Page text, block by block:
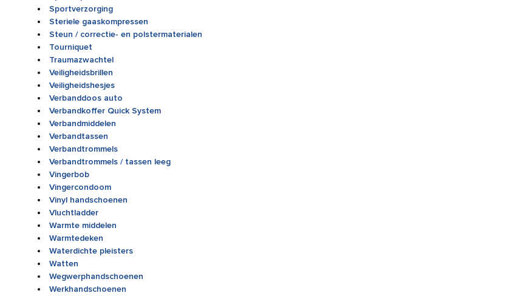
Sportverzorging
Steriele gaaskompressen
Steun / correctie- en polstermaterialen
Tourniquet
Traumazwachtel
Veiligheidsbrillen
Veiligheidshesjes
Verbanddoos auto
Verbandkoffer Quick System
Verbandmiddelen
Verbandtassen
Verbandtrommels
Verbandtrommels / tassen leeg
Vingerbob
Vingercondoom
Vinyl handschoenen
Vluchtladder
Warmte middelen
Warmtedeken
Waterdichte pleisters
Watten
Wegwerphandschoenen
Werkhandschoenen